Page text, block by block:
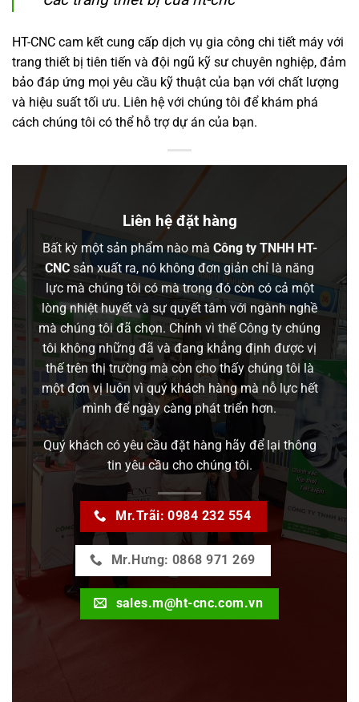
HT-CNC cam kết cung cấp dịch vụ gia công chi tiết máy với
trang thiết bị tiên tiến và đội ngũ kỹ sư chuyên nghiệp, đảm
bảo đáp ứng mọi yêu cầu kỹ thuật của bạn với chất lượng
và hiệu suất tối ưu. Liên hệ với chúng tôi để khám phá
cách chúng tôi có thể hỗ trợ dự án của bạn.
Liên hệ đặt hàng
Bất kỳ một sản phẩm nào mà Công ty TNHH HT-
CNC sản xuất ra, nó không đơn giản chỉ là năng
lực mà chúng tôi có mà trong đó còn có cả một
lòng nhiệt huyết và sự quyết tâm với ngành nghề
mà chúng tôi đã chọn. Chính vì thế Công ty chúng
tôi không những đã và đang khẳng định được vị
thế trên thị trường mà còn cho thấy chúng tôi là
một đơn vị luôn vì quý khách hàng mà nỗ lực hết
mình để ngày càng phát triển hơn.
Quý khách có yêu cầu đặt hàng hãy để lại thông
tin yêu cầu cho chúng tôi.
Mr.Trãi: 0984 232 554
Mr.Hưng: 0868 971 269
sales.m@ht-cnc.com.vn